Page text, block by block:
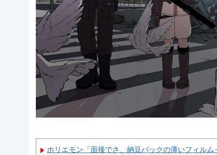
ホリエモン「面接でさ、納豆パックの薄いフィル